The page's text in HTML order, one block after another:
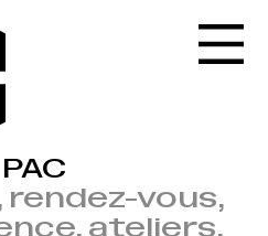
vous,
ateliers,